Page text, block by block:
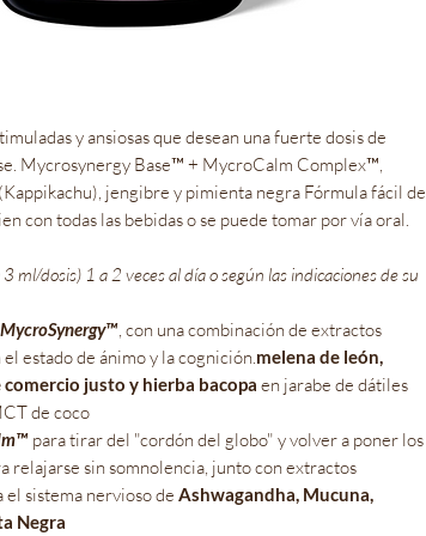
y ansiosas que desean una fuerte dosis de
Mycrosynergy Base™ + MycroCalm Complex™,
jengibre y pimienta negra Fórmula fácil de
con todas las bebidas o se puede tomar por vía oral.
ml/dosis) 1 a 2 veces al día o según las indicaciones de su
, con una combinación de extractos
estado de ánimo y la cognición. melena de león,
comercio justo y hierba bacopa en jarabe de dátiles
de coco
para tirar del "cordón del globo" y volver a poner los
relajarse sin somnolencia, junto con extractos
sistema nervioso de Ashwagandha, Mucuna,
Negra